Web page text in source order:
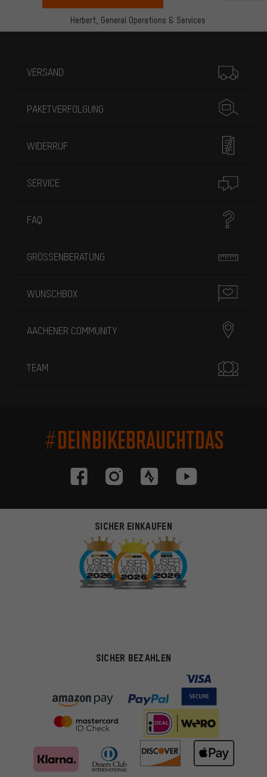
Herbert, General Operations & Services
VERSAND
PAKETVERFOLGUNG
WIDERRUF
SERVICE
FAQ
GRÖSSENBERATUNG
WUNSCHBOX
AACHENER COMMUNITY
TEAM
#DEINBIKEBRAUCHTDAS
SICHER EINKAUFEN
SICHER BEZAHLEN